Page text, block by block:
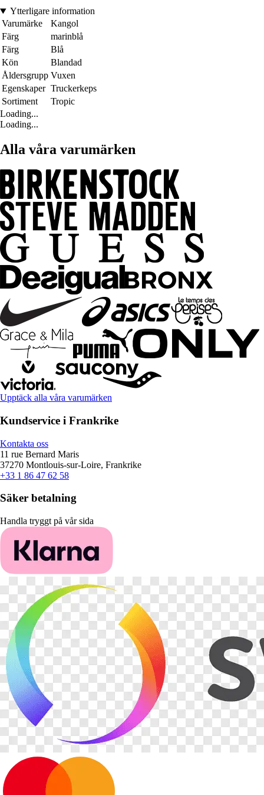
Ytterligare information
Varumärke
Kangol
Färg
marinblå
Färg
Blå
Kön
Blandad
Åldersgrupp Vuxen
Egenskaper Truckerkeps
Sortiment
Tropic
Loading...
Loading...
Alla våra varumärken
Upptäck alla våra varumärken
Kundservice i Frankrike
Kontakta oss
11 rue Bernard Maris
37270 Montlouis-sur-Loire, Frankrike
+33 1 86 47 62 58
Säker betalning
Handla tryggt på vår sida